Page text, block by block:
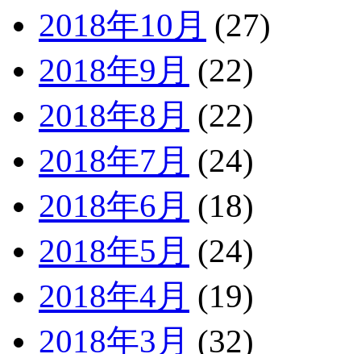
2018年10月 (27)
2018年9月 (22)
2018年8月 (22)
2018年7月 (24)
2018年6月 (18)
2018年5月 (24)
2018年4月 (19)
2018年3月 (32)